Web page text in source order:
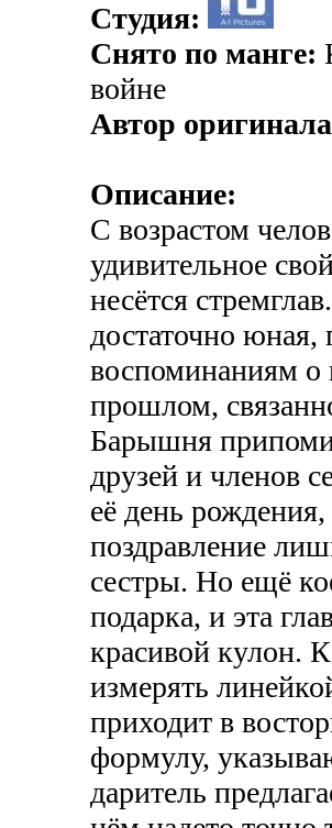
Студия:
Снято по манге:
войне
Автор
Описание:
С возрастом
удивительное
несётся
достаточно юная,
воспоминаниям о
прошлом,
Барышня
друзей и членов
её день
поздравление
сестры. Но ещё
подарка, и эта
красивой кулон.
измерять
приходит в
формулу,
даритель